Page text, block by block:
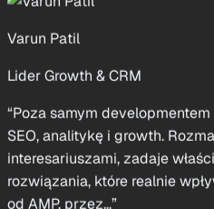
dbaniu o komunikacj...”
Pracowaliśmy w tym samym
Varun Patil
Lider Growth & CRM
“Poza samym